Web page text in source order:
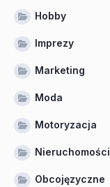
Hobby
Imprezy
Marketing
Moda
Motoryzacja
Nieruchomości
Obcojęzyczne